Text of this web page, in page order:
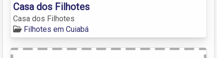
Casa dos Filhotes
Casa dos Filhotes
Filhotes em Cuiabá